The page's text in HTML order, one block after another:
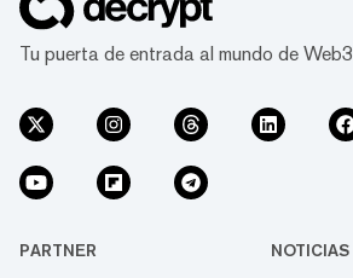
Tu puerta de entrada al mundo de Web3
PARTNER NOTICIAS